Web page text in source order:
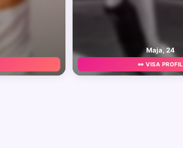
Maja, 24
👀 VISA PROFIL